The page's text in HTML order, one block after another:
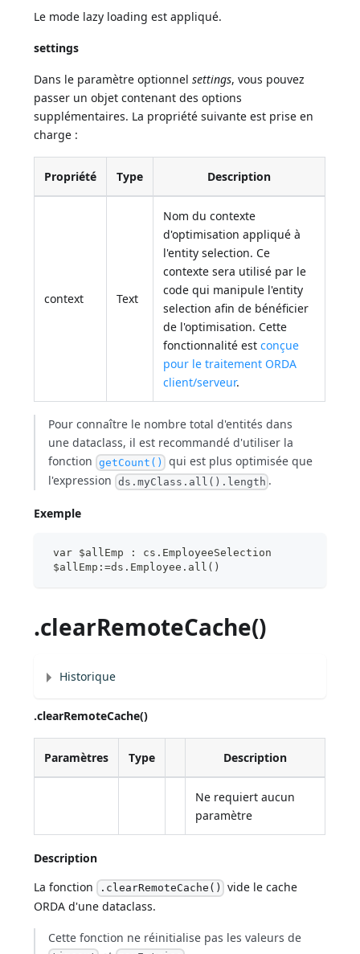
Le mode lazy loading est appliqué.
settings
Dans le paramètre optionnelsettings, vous pouvez
passer un objet contenant des options
supplémentaires. La propriété suivante est prise en
charge :
Propriété Type Description
context Text
Nom du contexte
d'optimisation appliqué à
l'entity selection. Ce
contexte sera utilisé par le
code qui manipule l'entity
selection afin de bénéficier
de l'optimisation. Cette
fonctionnalité estconçue
pour le traitement ORDA
client/serveur.
Pour connaître le nombre total d'entités dans
une dataclass, il est recommandé d'utiliser la
fonction getCount() qui est plus optimisée que
l'expression ds.myClass.all().length .
Exemple
var $allEmp : cs.EmployeeSelection
$allEmp:=ds.Employee.all()
.clearRemoteCache()
Historique
.clearRemoteCache()
Paramètres Type Description
Ne requiert aucun
paramètre
Description
La fonction .clearRemoteCache() vide le cache
ORDA d'une dataclass.
Cette fonction ne réinitialise pas les valeurs de